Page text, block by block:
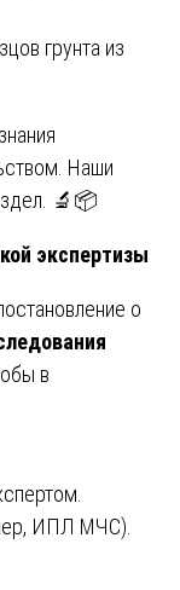
грунта из
Наши
🔬📦
экспертизы
о
в
ИПЛ МЧС).